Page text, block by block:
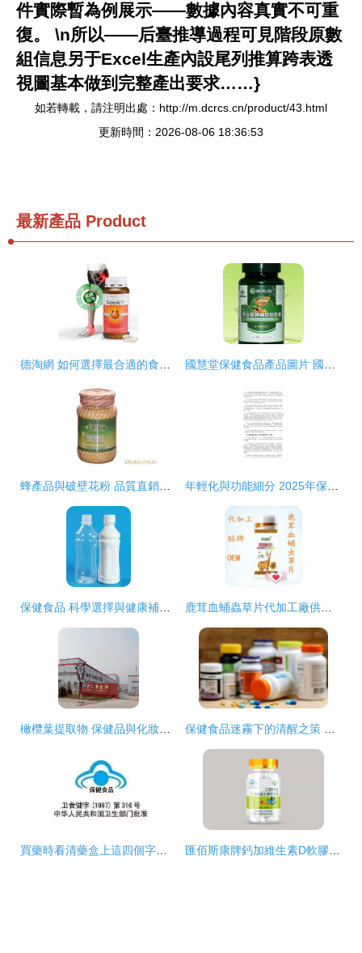
件實際暫為例展示——數據內容真實不可重
復。 \n所以——后臺推導過程可見階段原數
組信息另于Excel生產內設尾列推算跨表透
視圖基本做到完整產出要求……}
如若轉載，請注明出處：http://m.dcrcs.cn/product/43.html
更新時間：2026-08-06 18:36:53
最新產品 Product
德淘網 如何選擇最合適的食品與保健產品 國慧堂保健食品產品圖片 國慧堂保健食品店鋪裝修圖片
蜂產品與破壁花粉 品質直銷，健康之選 年輕化與功能細分 2025年保健食品市場調查報告總結
保健食品 科學選擇與健康補充的理解 鹿茸血蛹蟲草片代加工廠供應指南 質量與成本的雙重考量
橄欖葉提取物 保健品與化妝品中的天然瑰寶，橄欖苦甙現貨包郵來襲 保健食品迷霧下的清醒之策 用優質健康產品喚醒“掙扎”的父母
買藥時看清藥盒上這四個字，如果沒有可能就是假藥或保健食品 匯佰斯康牌鈣加維生素D軟膠囊 200粒保健食品招商信息